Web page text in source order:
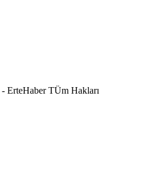
- ErteHaber TÜm Hakları